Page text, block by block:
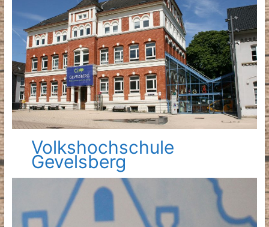
Volkshochschule
Gevelsberg